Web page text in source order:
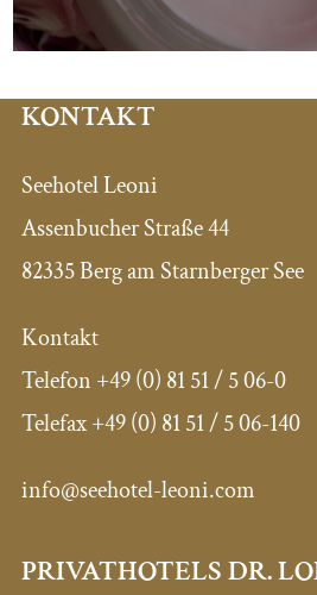
KONTAKT
Seehotel Leoni
Assenbucher Straße 44
82335 Berg am Starnberger See
Kontakt
Telefon +49 (0) 81 51 / 5 06-0
Telefax+49 (0) 81 51 / 5 06-140
info@seehotel-leoni.com
PRIVATHOTELS DR.